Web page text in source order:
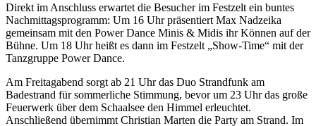
Direkt im Anschluss erwartet die Besucher im Festzelt ein buntes
Nachmittagsprogramm: Um 16 Uhr präsentiert Max Nadzeika
gemeinsam mit den Power Dance Minis & Midis ihr Können auf der
Bühne. Um 18 Uhr heißt es dann im Festzelt „Show-Time“ mit der
Tanzgruppe Power Dance.
Am Freitagabend sorgt ab 21 Uhr das Duo Strandfunk am
Badestrand für sommerliche Stimmung, bevor um 23 Uhr das große
Feuerwerk über dem Schaalsee den Himmel erleuchtet.
Anschließend übernimmt Christian Marten die Party am Strand. Im